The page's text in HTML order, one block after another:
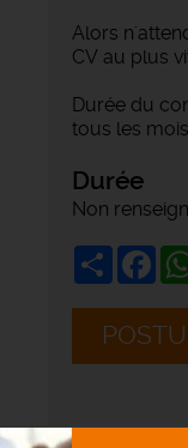
Alors
CV au plus
Durée du
tous les
Durée
Non
Share